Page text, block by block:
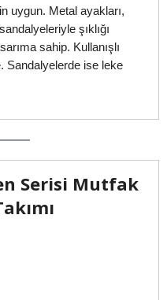
uygun. Metal ayakları,
şıklığı
sahip. Kullanışlı
Sandalyelerde ise leke
Serisi Mutfak